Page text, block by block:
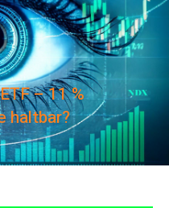
– 11 %
haltbar?